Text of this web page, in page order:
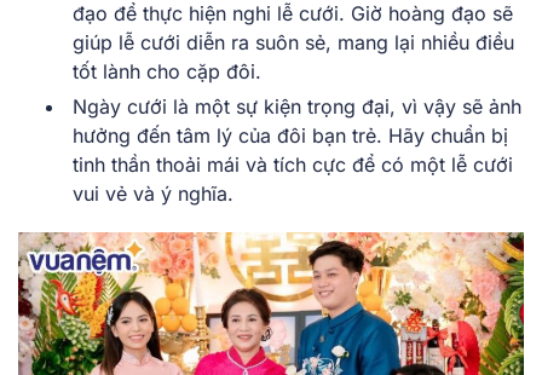
đạo͏͏ để͏͏ thực͏͏ hiện͏͏ nghi͏͏ lễ͏͏ cưới.͏͏ Giờ͏͏ hoàng͏͏ đạo͏͏ sẽ͏͏
giúp͏͏ lễ͏͏ cưới͏͏ diễn͏͏ ra͏͏ suôn͏͏ sẻ,͏͏ mang͏͏ lại͏͏ nhiều͏͏ điều͏͏
tốt͏͏ lành͏͏ cho͏͏ cặp͏͏ đôi.
Ngày͏͏ cưới͏͏ là͏͏ một͏͏ sự͏͏ kiện͏͏ trọng͏͏ đại,͏͏ vì͏͏ vậy͏͏ sẽ͏͏ ảnh͏͏
hưởng͏͏ đến͏͏ tâm͏͏ lý͏͏ của͏͏ đôi͏͏ bạn͏͏ trẻ.͏͏ Hãy͏͏ chuẩn͏͏ bị͏͏
tinh͏͏ thần͏͏ thoải͏͏ mái͏͏ và͏͏ tích͏͏ cực͏͏ để͏͏ có͏͏ một͏͏ lễ͏͏ cưới͏͏
vui͏͏ vẻ͏͏ và͏͏ ý͏͏ nghĩa.